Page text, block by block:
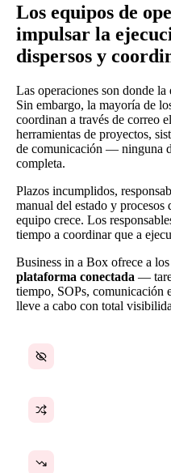
Los equipos de
impulsar la
dispersos y
Las operaciones son donde la
Sin embargo, la mayoría de
coordinan a través de correo
herramientas de proyectos,
de comunicación — ninguna
completa.
Plazos incumplidos,
manual del estado y procesos
equipo crece. Los
tiempo a coordinar que a
Business in a Box ofrece a
plataforma conectada —
tiempo, SOPs,
lleve a cabo con total